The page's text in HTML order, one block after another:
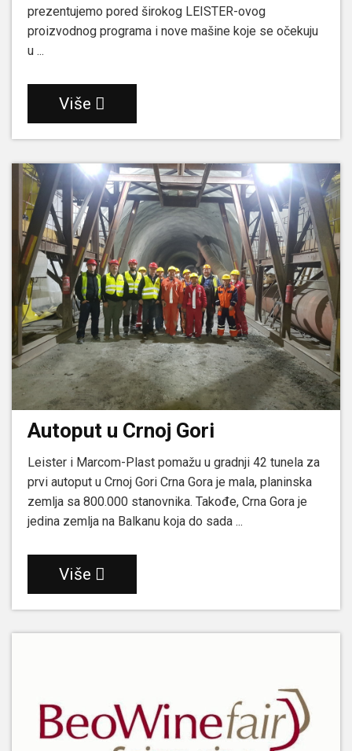
prezentujemo pored širokog LEISTER-ovog
proizvodnog programa i nove mašine koje se očekuju
u ...
Više
Autoput u Crnoj Gori
Leister i Marcom-Plast pomažu u gradnji 42 tunela za
prvi autoput u Crnoj Gori Crna Gora je mala, planinska
zemlja sa 800.000 stanovnika. Takođe, Crna Gora je
jedina zemlja na Balkanu koja do sada ...
Više